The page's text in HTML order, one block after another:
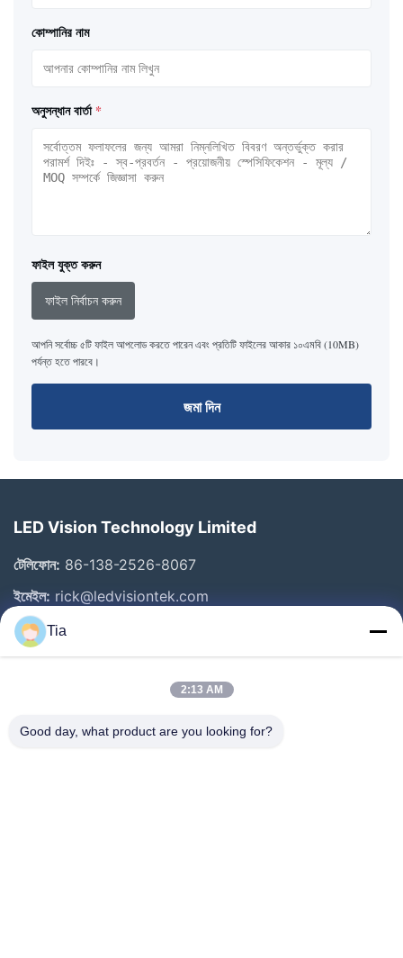
কোম্পানির নাম
অনুসন্ধান বার্তা *
ফাইল যুক্ত করুন
ফাইল নির্বাচন করুন
আপনি সর্বোচ্চ ৫টি ফাইল আপলোড করতে পারেন এবং প্রতিটি ফাইলের আকার ১০এমবি (10MB)
পর্যন্ত হতে পারবে।
জমা দিন
LED Vision Technology Limited
টেলিফোন: 86-138-2526-8067
ইমেইল: rick@ledvisiontek.com
গুরুত্বপূর্ণ সংযোগ
পণ্য
Tia
2:13 AM
Good day, what product are you looking for?